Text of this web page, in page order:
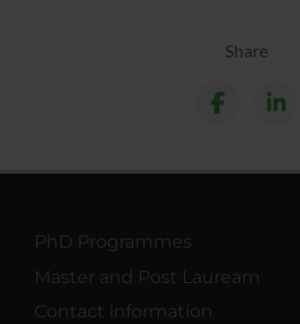
Share
PhD Programmes
Master and Post Lauream
Contact information